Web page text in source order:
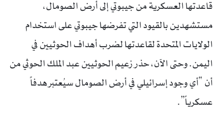
قاعدتها العسكرية من جيبوتي إلى أرض الصومال،
مستشهدين بالقيود التي تفرضها جيبوتي على استخدام
الولايات المتحدة لقاعدتها لضرب أهداف الحوثيين في
اليمن. وحتى الآن، حذر زعيم الحوثيين عبد الملك الحوثي من
أن “أي وجود إسرائيلي في أرض الصومال سيُعتبر هدفاً
عسكرياً”.